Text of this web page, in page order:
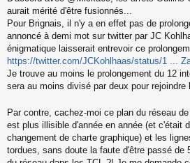
s
s
g
e
n
o
n
aurait mérité d'être fusionnés...
Pour Brignais, il n'y a en effet pas de
annoncé à demi mot sur twitter par JC
énigmatique laisserait entrevoir ce
https://twitter.com/JCKohlhaas/status/1 ...
Je trouve au moins le prolongement du 12
sera au moins divisé par deux pour rejoindre
Par contre, cachez-moi ce plan du réseau
est plus illisible d'année en année (et c'était
changement de charte graphique) et les
tordues, sans doute la faute d'être passé de